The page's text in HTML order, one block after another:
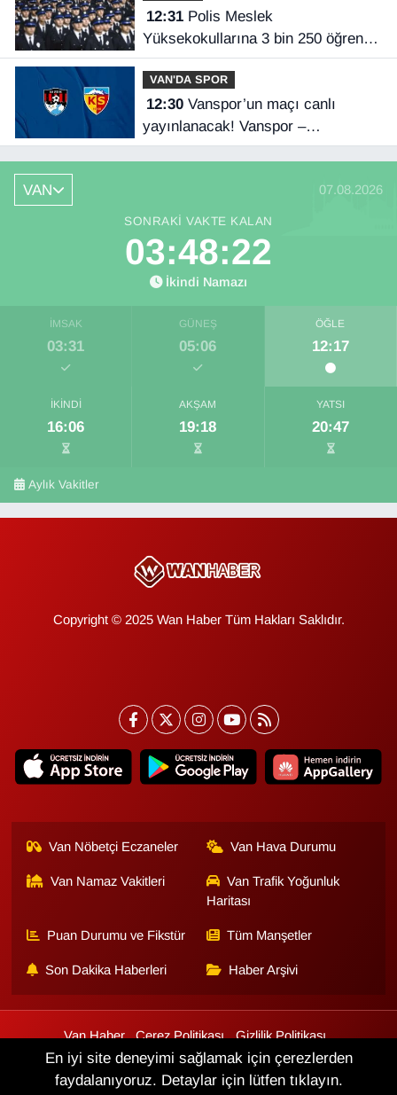
12:31Polis Meslek
Yüksekokullarına 3 bin 250 öğrenci
alınacak
VAN'DA SPOR
12:30Vanspor’un maçı canlı
yayınlanacak! Vanspor –
Kayserispor maçı hangi kanalda,
VAN
07.08.2026
SONRAKI VAKTE KALAN
03:48:22
İkindi Namazı
İMSAK
03:31
GÜNEŞ
05:06
ÖĞLE
12:17
İKINDI
16:06
AKŞAM
19:18
YATSI
20:47
Aylık Vakitler
Copyright © 2025 Wan Haber Tüm Hakları Saklıdır.
Van Nöbetçi Eczaneler Van Hava Durumu
Van Namaz Vakitleri
Van Trafik Yoğunluk
Haritası
Puan Durumu ve Fikstür Tüm Manşetler
Son Dakika Haberleri Haber Arşivi
Van Haber Çerez Politikası
Gizlilik Politikası
Üyelik Sözleşmesi
Veri Politikası Künye İletişim
En iyi site deneyimi sağlamak için çerezlerden
faydalanıyoruz. Detaylar için lütfen tıklayın.